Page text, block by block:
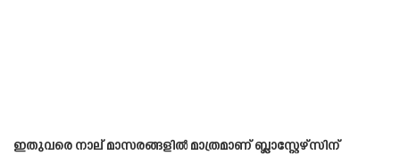
ഇതുവരെ നാല് മാസരങ്ങളിൽ മാത്രമാണ് ബ്ലാസ്റ്റേഴ്സിന്